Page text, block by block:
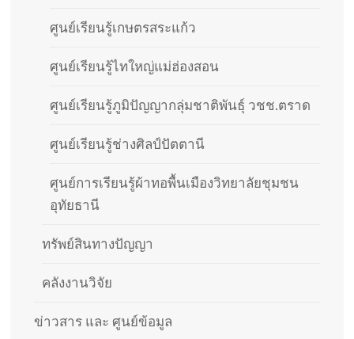
ศูนย์เรียนรู้เกษตรสระแก้ว
ศูนย์เรียนรู้ไทใหญ่แม่ฮ่องสอน
ศูนย์เรียนรู้ภูมิปัญญากลุ่มชาติพันธุ์ วชช.ตราด
ศูนย์เรียนรู้ช่างศิลป์ปัตตานี
ศูนย์การเรียนรู้ผ้าทอพื้นเมืองวิทยาลัยชุมชน
อุทัยธานี
ทรัพย์สินทางปัญญา
คลังงานวิจัย
ข่าวสาร และ ศูนย์ข้อมูล